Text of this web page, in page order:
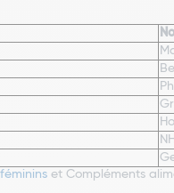
féminins et Compléments